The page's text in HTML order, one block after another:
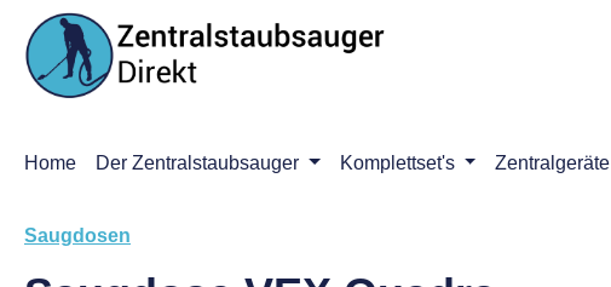
Hauptinhalt springen
Zur Suche springen
Zur Hauptnavigation springen
Home Der Zentralstaubsauger Komplettset's Zentralgeräte
Saugdosen